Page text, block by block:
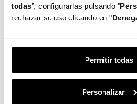
todas”, configurarlas pulsando "
rechazar su uso clicando en "
Permitir todas
Personalizar
ajustamos y lo dejamos caer
Una vez ajustado, cogemos la